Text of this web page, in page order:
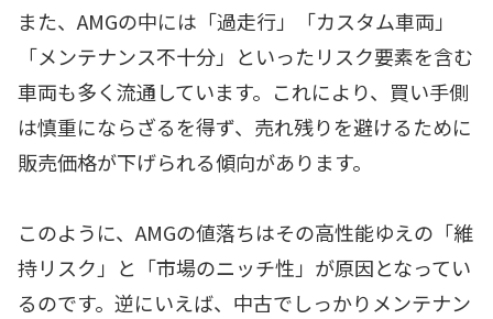
また、AMGの中には「過走行」「カスタム車両」
「メンテナンス不十分」といったリスク要素を含む
車両も多く流通しています。これにより、買い手側
は慎重にならざるを得ず、売れ残りを避けるために
販売価格が下げられる傾向があります。
このように、AMGの値落ちはその高性能ゆえの「維
持リスク」と「市場のニッチ性」が原因となってい
るのです。逆にいえば、中古でしっかりメンテナン